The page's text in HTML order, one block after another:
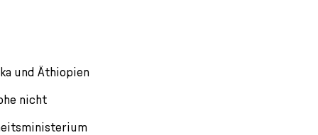
und Äthiopien
nicht